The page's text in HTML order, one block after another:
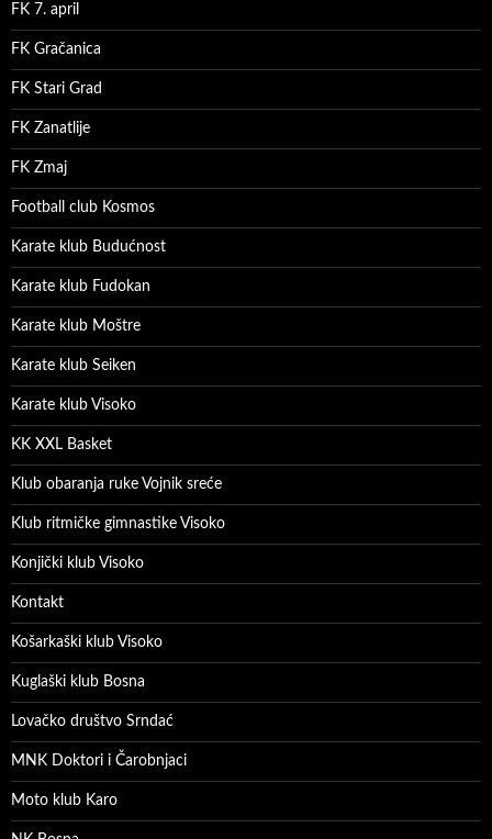
FK 7. april
FK Gračanica
FK Stari Grad
FK Zanatlije
FK Zmaj
Football club Kosmos
Karate klub Budućnost
Karate klub Fudokan
Karate klub Moštre
Karate klub Seiken
Karate klub Visoko
KK XXL Basket
Klub obaranja ruke Vojnik sreće
Klub ritmičke gimnastike Visoko
Konjički klub Visoko
Kontakt
Košarkaški klub Visoko
Kuglaški klub Bosna
Lovačko društvo Srndać
MNK Doktori i Čarobnjaci
Moto klub Karo